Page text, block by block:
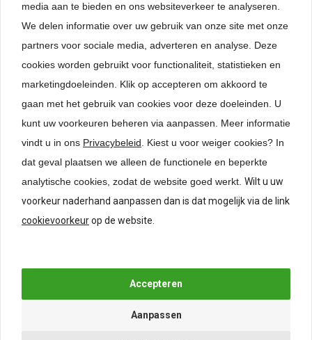
Diepte van de kast ( max. 675 mm ) *
Stelpoten *
remove add Bestellen
24-uurs levering (uitgezonderd maatwerk)
Lage verzendkosten
media aan te bieden en ons websiteverkeer te analyseren.
We delen informatie over uw gebruik van onze site met onze
partners voor sociale media, adverteren en analyse. Deze
cookies worden gebruikt voor functionaliteit, statistieken en
marketingdoeleinden. Klik op accepteren om akkoord te
gaan met het gebruik van cookies voor deze doeleinden. U
kunt uw voorkeuren beheren via aanpassen.
Meer informatie
vindt u in ons Privacybeleid . Kiest u voor weiger cookies? In
dat geval plaatsen we alleen de functionele en beperkte
analytische cookies, zodat de website goed werkt. Wilt u uw
voorkeur naderhand aanpassen dan is dat mogelijk via de link
cookievoorkeurop de website.